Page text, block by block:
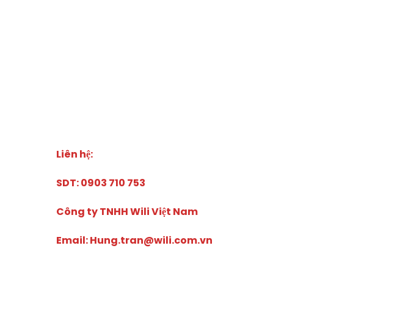
Liên hệ:
SDT: 0903 710 753
Công ty TNHH Wili Việt Nam
Email: Hung.tran@wili.com.vn